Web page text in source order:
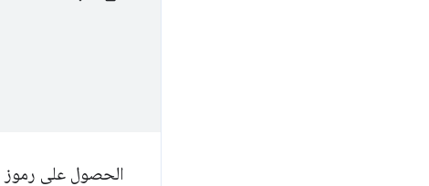
الحصول على رموز